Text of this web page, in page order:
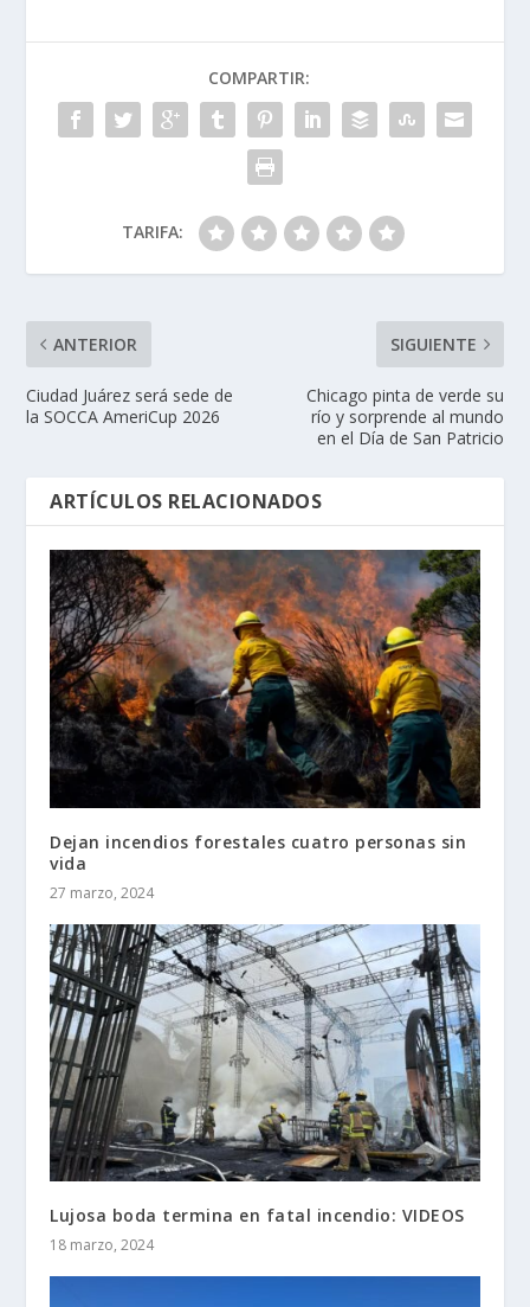
COMPARTIR:
TARIFA:
ANTERIOR
Ciudad Juárez será sede de
la SOCCA AmeriCup 2026
SIGUIENTE
Chicago pinta de verde su
río y sorprende al mundo
en el Día de San Patricio
ARTÍCULOS RELACIONADOS
Dejan incendios forestales cuatro personas sin
vida
27 marzo, 2024
Lujosa boda termina en fatal incendio: VIDEOS
18 marzo, 2024